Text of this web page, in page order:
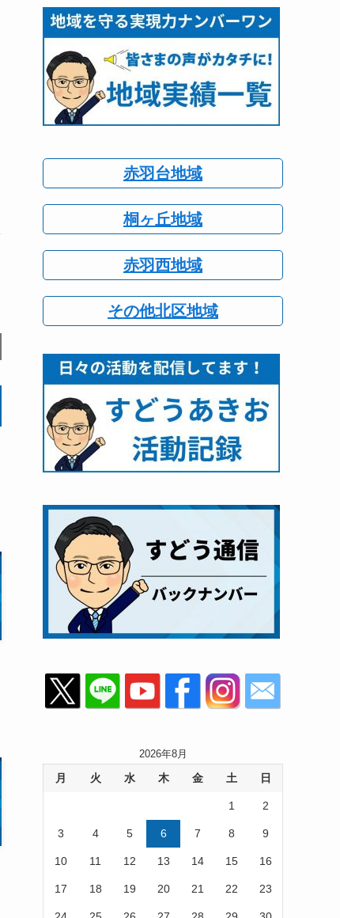
赤羽台地域
桐ヶ丘地域
赤羽西地域
その他北区地域
2026年8月
月 火 水 木 金 土 日
1 2
3 4 5 6 7 8 9
10 11 12 13 14 15 16
17 18 19 20 21 22 23